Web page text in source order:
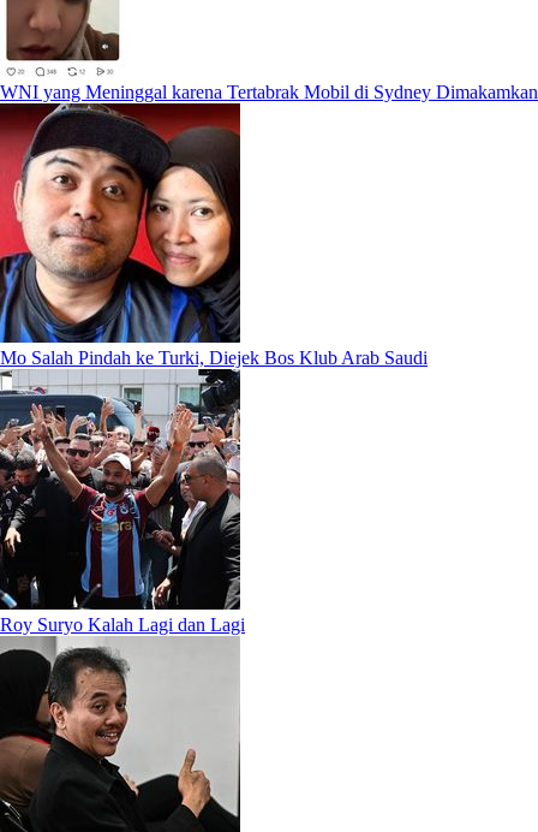
WNI yang Meninggal karena Tertabrak Mobil di Sydney Dimakamkan
Mo Salah Pindah ke Turki, Diejek Bos Klub Arab Saudi
Roy Suryo Kalah Lagi dan Lagi